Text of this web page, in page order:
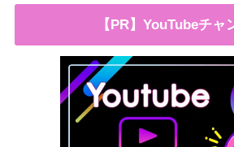
【PR】YouTubeチャ